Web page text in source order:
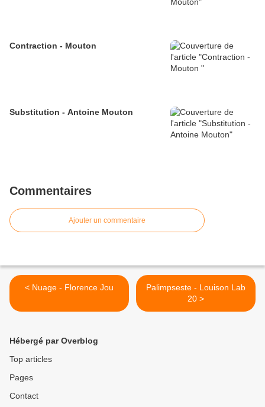
Contraction - Mouton
Substitution - Antoine Mouton
Commentaires
Ajouter un commentaire
< Nuage - Florence Jou
Palimpseste - Louison Lab
20 >
Hébergé par Overblog
Top articles
Pages
Contact